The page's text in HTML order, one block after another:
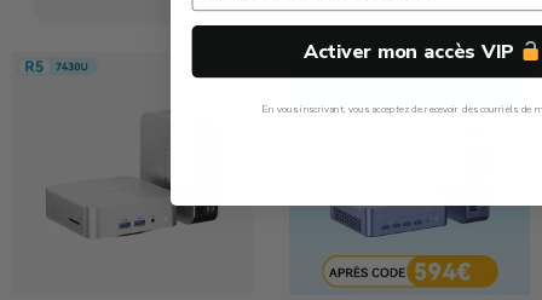
Activer mon accès VIP
En vous inscrivant, vous acceptez de recevoir des courriels de